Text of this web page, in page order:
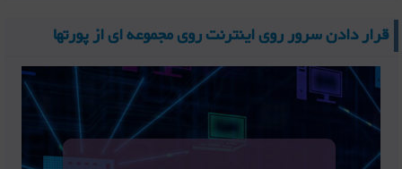
قرار دادن سرور روی اینترنت روی مجموعه ای از پورتها